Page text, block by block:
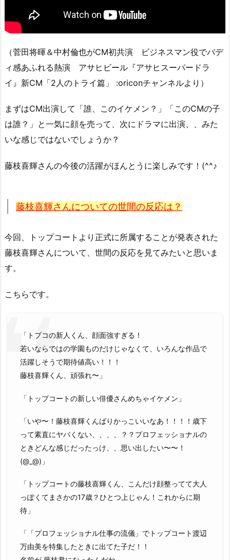
（菅田将暉＆中村倫也がCM初共演 ビジネスマン役でバデ
ィ感あふれる熱演 アサヒビール『アサヒスーパードラ
イ』新CM「2人のトライ篇」 :oriconチャンネルより）
まずはCM出演して「誰、このイケメン？」「このCMの子
は誰？」と一気に顔を売って、次にドラマに出演、、みた
いな感じではないでしょうか？
藤枝喜輝さんの今後の活躍がほんとうに楽しみです！(^^♪
藤枝喜輝さんについての世間の反応は？
今回、トップコートより正式に所属することが発表された
藤枝喜輝さんについて、世間の反応を見てみたいと思いま
す。
こちらです。
「トプコの新人くん、顔面強すぎる！
若いならではの学園ものだけじゃなくて、いろんな作品で
活躍しそうで期待値高い！！！
藤枝喜輝くん、頑張れ〜」
「トップコートの新しい俳優さんめちゃイケメン」
「いや〜！藤枝喜輝くんばりかっこいいなあ！！！！歳下
って素直にヤバくない、、、、？？プロフェッショナルの
ときどんな感じだったっけ、、思い出したい〜〜！
(@_@)」
「トップコートの藤枝喜輝くん、こんだけ顔整ってて大人
っぽくてまさかの17歳？ひとつ上じゃん！これからに期
待」
「「プロフェッショナル仕事の流儀」でトップコート渡辺
万由美を特集したときに出てた子だ！！